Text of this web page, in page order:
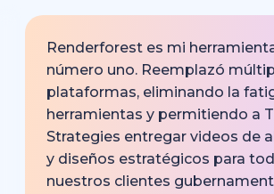
Renderforest es mi
número uno. Reemplazó
plataformas, eliminando la
herramientas y permitiendo a
Strategies entregar videos de
y diseños estratégicos para
nuestros clientes